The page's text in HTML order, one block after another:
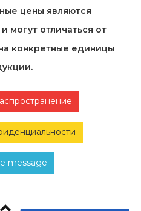
цены являются
могут отличаться от
конкретные единицы
message